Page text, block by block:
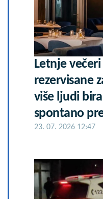
Letnje
rezervisane
više ljudi
spontano
23. 07. 2026 12:47